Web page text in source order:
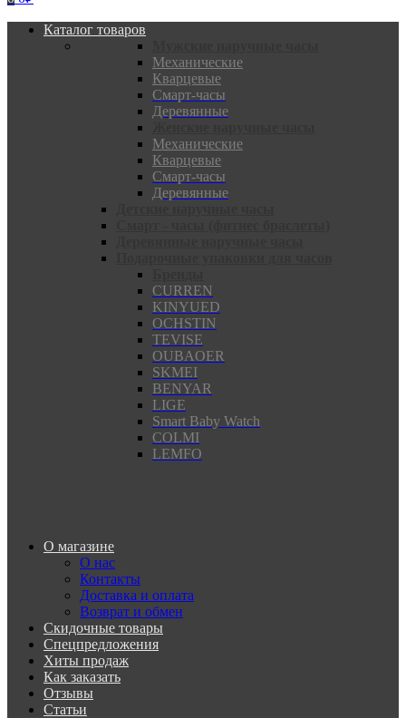
Каталог товаров
Механические
Кварцевые
Смарт-часы
Деревянные
Механические
Кварцевые
Смарт-часы
Деревянные
CURREN
KINYUED
OCHSTIN
TEVISE
OUBAOER
SKMEI
BENYAR
LIGE
Smart Baby Watch
COLMI
LEMFO
О магазине
О нас
Контакты
Доставка и оплата
Возврат и обмен
Скидочные товары
Спецпредложения
Хиты продаж
Как заказать
Отзывы
Статьи